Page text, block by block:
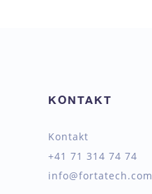
KONTAKT
Kontakt
+41 71 314 74 74
info@fortatech.com